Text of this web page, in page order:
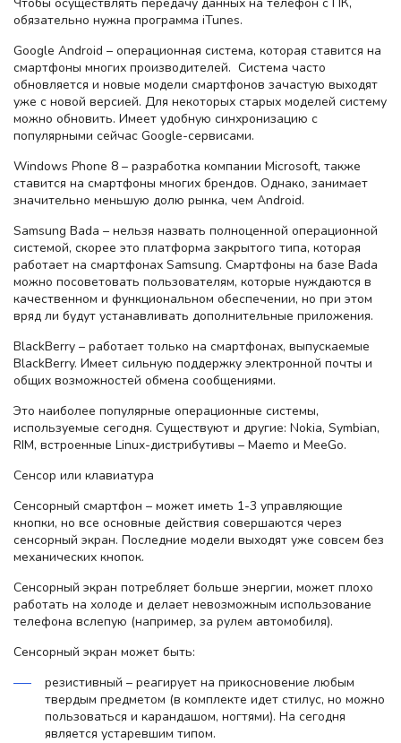
обязательно нужна программа iTunes.
Google Android – операционная система, которая ставится на
смартфоны многих производителей. Система часто
обновляется и новые модели смартфонов зачастую выходят
уже с новой версией. Для некоторых старых моделей систему
можно обновить. Имеет удобную синхронизацию с
популярными сейчас Google-сервисами.
Windows Phone 8 – разработка компании Microsoft, также
ставится на смартфоны многих брендов. Однако, занимает
значительно меньшую долю рынка, чем Android.
Samsung Bada – нельзя назвать полноценной операционной
системой, скорее это платформа закрытого типа, которая
работает на смартфонах Samsung. Смартфоны на базе Bada
можно посоветовать пользователям, которые нуждаются в
качественном и функциональном обеспечении, но при этом
вряд ли будут устанавливать дополнительные приложения.
BlackBerry – работает только на смартфонах, выпускаемые
BlackBerry. Имеет сильную поддержку электронной почты и
общих возможностей обмена сообщениями.
Это наиболее популярные операционные системы,
используемые сегодня. Существуют и другие: Nokia, Symbian,
RIM, встроенные Linux-дистрибутивы – Maemo и MeeGo.
Сенсор или клавиатура
Сенсорный смартфон – может иметь 1-3 управляющие
кнопки, но все основные действия совершаются через
сенсорный экран. Последние модели выходят уже совсем без
механических кнопок.
Сенсорный экран потребляет больше энергии, может плохо
работать на холоде и делает невозможным использование
телефона вслепую (например, за рулем автомобиля).
Сенсорный экран может быть:
резистивный – реагирует на прикосновение любым
твердым предметом (в комплекте идет стилус, но можно
пользоваться и карандашом, ногтями). На сегодня
является устаревшим типом.